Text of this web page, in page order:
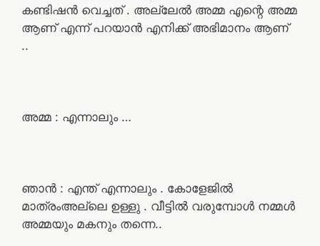
കണ്ടിഷൻ വെച്ചത് . അല്ലേൽ അമ്മ എന്റെ അമ്മ
ആണ് എന്ന് പറയാൻ എനിക്ക് അഭിമാനം ആണ്
..
അമ്മ : എന്നാലും …
ഞാൻ : എന്ത് എന്നാലും . കോളേജിൽ
മാത്രംഅല്ലെ ഉള്ളു . വീട്ടിൽ വരുമ്പോൾ നമ്മൾ
അമ്മയും മകനും തന്നെ..